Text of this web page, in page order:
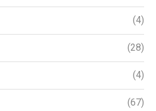
(4)
(28)
(4)
(67)